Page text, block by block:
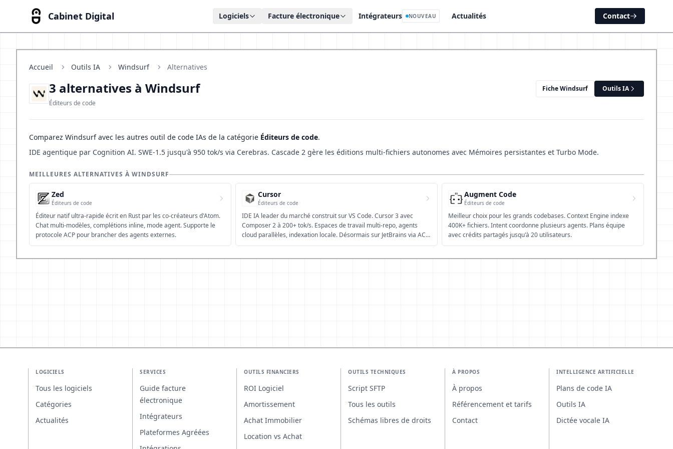
Cabinet Digital Logiciels Facture électronique Intégrateurs NOUVEAU Actualités Contact
Accueil Outils IA Windsurf Alternatives
3 alternatives à Windsurf
Éditeurs de code
Fiche Windsurf Outils IA
Comparez Windsurf avec les autres outil de code IAs de la catégorie Éditeurs de code.
IDE agentique par Cognition AI. SWE-1.5 jusqu'à 950 tok/s via Cerebras. Cascade 2 gère les éditions multi-fichiers autonomes avec Mémoires persistantes et Turbo Mode.
MEILLEURES ALTERNATIVES À WINDSURF
Zed
Éditeurs de code
Éditeur natif ultra-rapide écrit en Rust par les co-créateurs d'Atom.
Chat multi-modèles, complétions inline, mode agent. Supporte le
protocole ACP pour brancher des agents externes.
Cursor
Éditeurs de code
IDE IA leader du marché construit sur VS Code. Cursor 3 avec
Composer 2 à 200+ tok/s. Espaces de travail multi-repo, agents
cloud parallèles, indexation locale. Désormais sur JetBrains via ACP.
Tier gratuit Hobby disponible.
Augment Code
Éditeurs de code
Meilleur choix pour les grands codebases. Context Engine indexe
400K+ fichiers. Intent coordonne plusieurs agents. Plans équipe
avec crédits partagés jusqu'à 20 utilisateurs.
LOGICIELS
Tous les logiciels
Catégories
Actualités
SERVICES
Guide facture
électronique
Intégrateurs
Plateformes Agréées
OUTILS FINANCIERS
ROI Logiciel
Amortissement
Achat Immobilier
Location vs Achat
OUTILS TECHNIQUES
Script SFTP
Tous les outils
Schémas libres de droits
À PROPOS
À propos
Référencement et tarifs
Contact
INTELLIGENCE ARTIFICIELLE
Plans de code IA
Outils IA
Dictée vocale IA